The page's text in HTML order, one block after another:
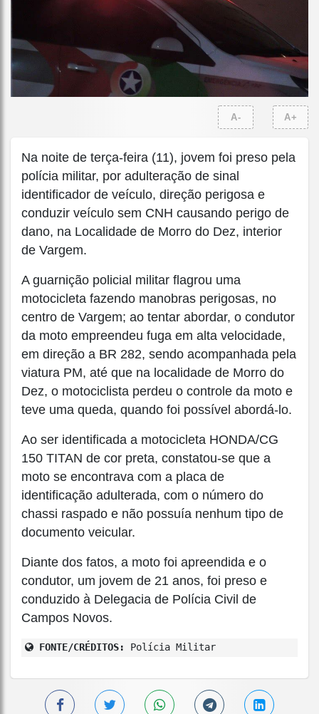
A- A+
Na noite de terça-feira (11), jovem foi preso pela
polícia militar, por adulteração de sinal
identificador de veículo, direção perigosa e
conduzir veículo sem CNH causando perigo de
dano, na Localidade de Morro do Dez, interior
de Vargem.
A guarnição policial militar flagrou uma
motocicleta fazendo manobras perigosas, no
centro de Vargem; ao tentar abordar, o condutor
da moto empreendeu fuga em alta velocidade,
em direção a BR 282, sendo acompanhada pela
viatura PM, até que na localidade de Morro do
Dez, o motociclista perdeu o controle da moto e
teve uma queda, quando foi possível abordá-lo.
Ao ser identificada a motocicleta HONDA/CG
150 TITAN de cor preta, constatou-se que a
moto se encontrava com a placa de
identificação adulterada, com o número do
chassi raspado e não possuía nenhum tipo de
documento veicular.
Diante dos fatos, a moto foi apreendida e o
condutor, um jovem de 21 anos, foi preso e
conduzido à Delegacia de Polícia Civil de
Campos Novos.
FONTE/CRÉDITOS: Polícia Militar